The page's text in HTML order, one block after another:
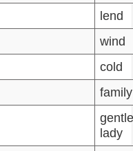
lend
wind
cold
family
lady